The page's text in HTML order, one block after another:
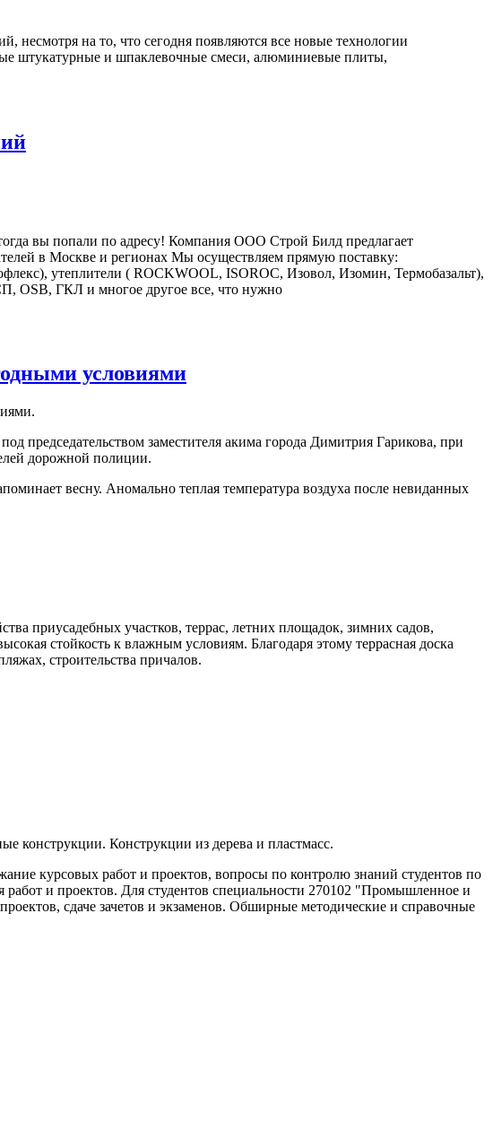
несмотря на то, что сегодня появляются все новые технологии
штукатурные и шпаклевочные смеси, алюминиевые плиты,
вы попали по адресу! Компания ООО Строй Билд предлагает
в Москве и регионах Мы осуществляем прямую поставку:
утеплители ( ROCKWOOL, ISOROC, Изовол, Изомин, Термобазальт),
OSB, ГКЛ и многое другое все, что нужно
условиями
председательством заместителя акима города Димитрия Гарикова, при
дорожной полиции.
весну. Аномально теплая температура воздуха после невиданных
приусадебных участков, террас, летних площадок, зимних садов,
стойкость к влажным условиям. Благодаря этому террасная доска
строительства причалов.
конструкции. Конструкции из дерева и пластмасс.
курсовых работ и проектов, вопросы по контролю знаний студентов по
и проектов. Для студентов специальности 270102 "Промышленное и
сдаче зачетов и экзаменов. Обширные методические и справочные